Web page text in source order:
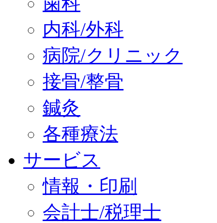
内科/外科
病院/クリニック
接骨/整骨
鍼灸
各種療法
サービス
情報・印刷
会計士/税理士